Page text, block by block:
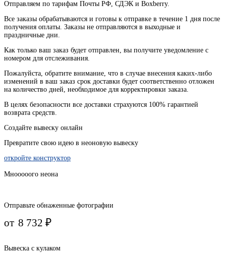
Отправляем по тарифам Почты РФ, СДЭК и Boxberry.
Все заказы обрабатываются и готовы к отправке в течение 1 дня после
получения оплаты Заказы не отправляются в выходные и
праздничные дни
Как только ваш заказ будет отправлен вы получите уведомление с
номером для отслеживания
Пожалуйста , обратите внимание что в случае внесения каких-либо
изменений в ваш заказ срок доставки будет соответственно отложен
на количество дней необходимое для корректировки заказа
В целях безопасности все доставки страхуются 100% гарантией
возврата средств.
Создайте вывеску онлайн
Превратите свою идею в неоновую вывеску
откройте конструктор
Мнооооого неона
Отправьте обнаженные фотографии
от 8 732₽
Вывеска с кулаком